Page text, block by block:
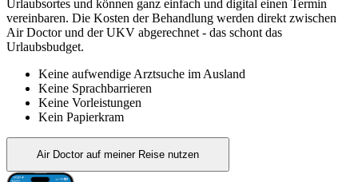
Urlaubsortes und können ganz einfach und digital einen Termin
vereinbaren. Die Kosten der Behandlung werden direkt zwischen
Air Doctor und der UKV abgerechnet - das schont das
Urlaubsbudget.
Keine aufwendige Arztsuche im Ausland
Keine Sprachbarrieren
Keine Vorleistungen
Kein Papierkram
Air Doctor auf meiner Reise nutzen